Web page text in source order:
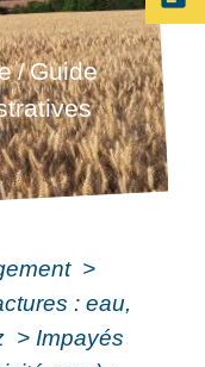
/Guide
>
: eau,
> Impayés